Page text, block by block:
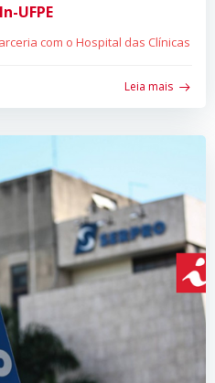
UFPE
com o Hospital das Clínicas
Leia mais